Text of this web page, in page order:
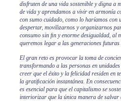
disfruten de una vida sostenible y digna a
de vida y aprendamos a vivir en armonía
con sumo cuidado, como lo haríamos con
despertar, movilizarnos y organizarnos
consumo sin ﬁn y enorme desigualdad, al
queremos legar a las generaciones
El gran reto es provocar la toma de
transformando a las personas en
creer que el éxito y la felicidad residen en
la gratiﬁcación instantánea. En
es esencial para que el capitalismo se
interiorizar que la única manera de salvar